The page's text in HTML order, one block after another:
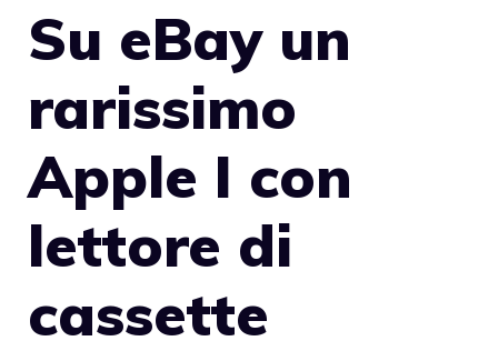
Su eBay un
rarissimo
Apple I con
lettore di
cassette